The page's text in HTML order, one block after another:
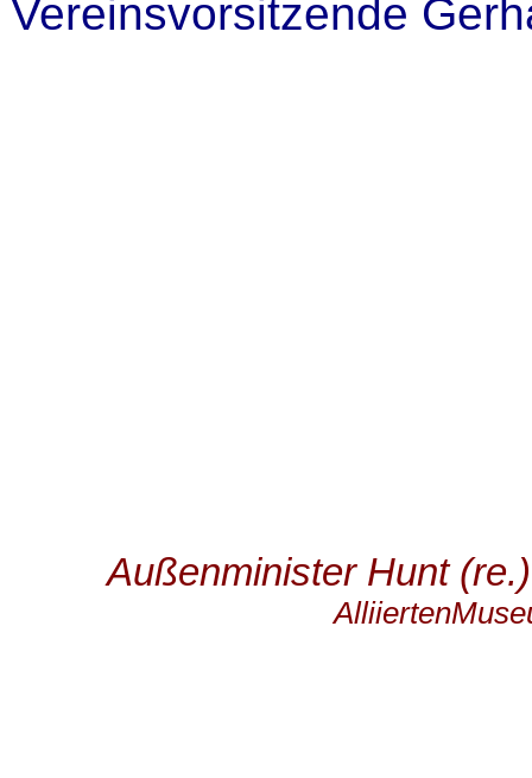
Vereinsvorsitzende
Außenminister Hunt